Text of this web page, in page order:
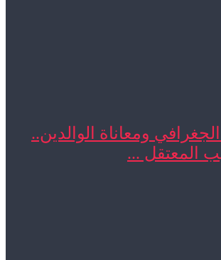
ومعاناة الوالدين..
...